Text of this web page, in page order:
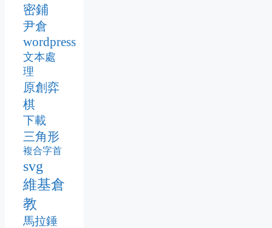
密鋪
尹倉
wordpress
文本處
理
原創弈
棋
下載
三角形
複合字首
svg
維基倉
教
馬拉錘